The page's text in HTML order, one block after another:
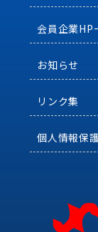
会員企業HP
お知らせ
リンク集
個人情報保